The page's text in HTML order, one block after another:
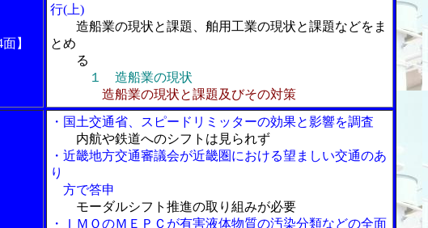
】
行(上)
造船業の現状と課題、舶用工業の現状と課題などをま
とめ
る
１ 造船業の現状
造船業の現状と課題及びその対策
・国土交通省、スピードリミッターの効果と影響を調査
内航や鉄道へのシフトは見られず
・近畿地方交通審議会が近畿圏における望ましい交通のあ
り
方で答申
モーダルシフト推進の取り組みが必要
・ＩＭＯのＭＥＰＣが有害液体物質の汚染分類などの全面